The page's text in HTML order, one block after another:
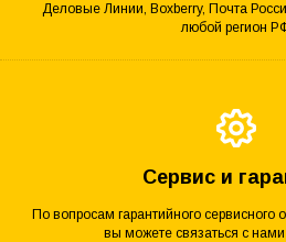
Деловые Линии, Boxberry, Почта
любой регион
Сервис и
По вопросам гарантийного сервисного
вы можете связаться с